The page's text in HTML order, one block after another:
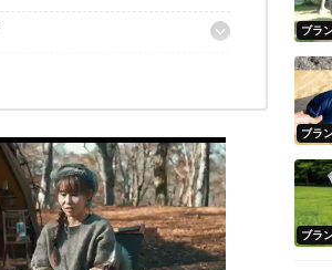
ブラ
ブラ
ブラ